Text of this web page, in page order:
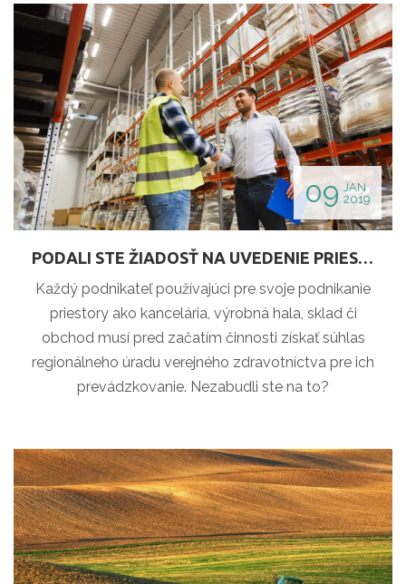
09 JAN
2019
PODALI STE ŽIADOSŤ NA UVEDENIE PRIESTOROV DO PREVÁDZKY?
Každý podnikateľ používajúci pre svoje podnikanie
priestory ako kancelária, výrobná hala, sklad či
obchod musí pred začatím činnosti získať súhlas
regionálneho úradu verejného zdravotníctva pre ich
prevádzkovanie. Nezabudli ste na to?